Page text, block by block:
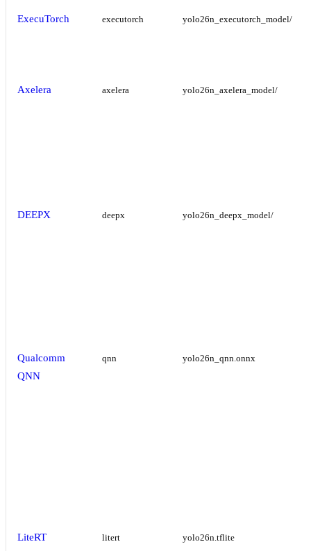
ExecuTorch executorch yolo26n_executorch_model/
Axelera axelera yolo26n_axelera_model/
DEEPX deepx yolo26n_deepx_model/
Qualcomm
QNN
qnn yolo26n_qnn.onnx
LiteRT litert yolo26n.tflite